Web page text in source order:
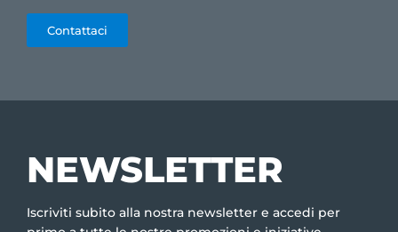
Contattaci
NEWSLETTER
Iscriviti subito alla nostra newsletter e accedi per